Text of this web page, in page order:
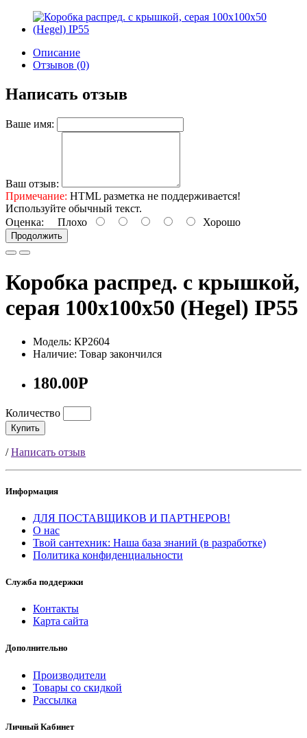
Описание
Отзывов (0)
Написать отзыв
Ваше имя:
Ваш отзыв:
Примечание: HTML разметка не поддерживается!
Используйте обычный текст.
Оценка: Плохо Хорошо
Продолжить
Коробка распред. с крышкой,
серая 100х100х50 (Hegel) IP55
Модель: КР2604
Наличие: Товар закончился
180.00Р
Количество
Купить
/Написать отзыв
Информация
ДЛЯ ПОСТАВЩИКОВ И ПАРТНЕРОВ!
О нас
Твой сантехник: Наша база знаний (в разработке)
Политика конфиденциальности
Служба поддержки
Контакты
Карта сайта
Дополнительно
Производители
Товары со скидкой
Рассылка
Личный Кабинет